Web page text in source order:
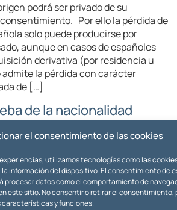
el consentimiento de las cookies
utilizamos tecnologías como las
información del dispositivo. El consentimiento de
procesar datos como el comportamiento de
este sitio. No consentir o retirar el consentimiento,
y funciones.
podrá ser privado de su
Por ello la pérdida de
solo puede producirse por
aunque en casos de españoles
derivativa (por residencia u
la pérdida con carácter
de […]
de la nacionalidad
los que se ha perdido y se pretende
medio más normal de probar la
es mediante certificación del
española constará en la